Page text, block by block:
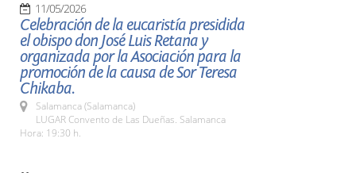
11/05/2026
Celebración de la eucaristía presidida
el obispo don José Luis Retana y
organizada por la Asociación para la
promoción de la causa de Sor Teresa
Chikaba.
Salamanca (Salamanca)
LUGAR Convento de Las Dueñas. Salamanca
Hora: 19:30 h.